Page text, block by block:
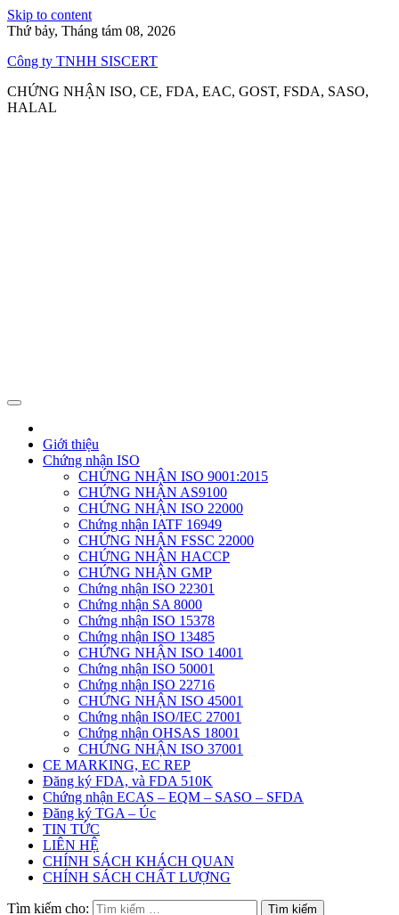
Skip to content
Thứ bảy, Tháng tám 08, 2026
Công ty TNHH SISCERT
CHỨNG NHẬN ISO, CE, FDA, EAC, GOST, FSDA, SASO,
HALAL
Giới thiệu
Chứng nhận ISO
CHỨNG NHẬN ISO 9001:2015
CHỨNG NHẬN AS9100
CHỨNG NHẬN ISO 22000
Chứng nhận IATF 16949
CHỨNG NHẬN FSSC 22000
CHỨNG NHẬN HACCP
CHỨNG NHẬN GMP
Chứng nhận ISO 22301
Chứng nhận SA 8000
Chứng nhận ISO 15378
Chứng nhận ISO 13485
CHỨNG NHẬN ISO 14001
Chứng nhận ISO 50001
Chứng nhận ISO 22716
CHỨNG NHẬN ISO 45001
Chứng nhận ISO/IEC 27001
Chứng nhận OHSAS 18001
CHỨNG NHẬN ISO 37001
CE MARKING, EC REP
Đăng ký FDA, và FDA 510K
Chứng nhận ECAS – EQM – SASO – SFDA
Đăng ký TGA – Úc
TIN TỨC
LIÊN HỆ
CHÍNH SÁCH KHÁCH QUAN
CHÍNH SÁCH CHẤT LƯỢNG
Tìm kiếm cho: